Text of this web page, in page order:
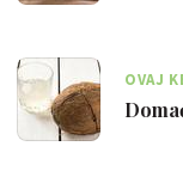
OVAJ